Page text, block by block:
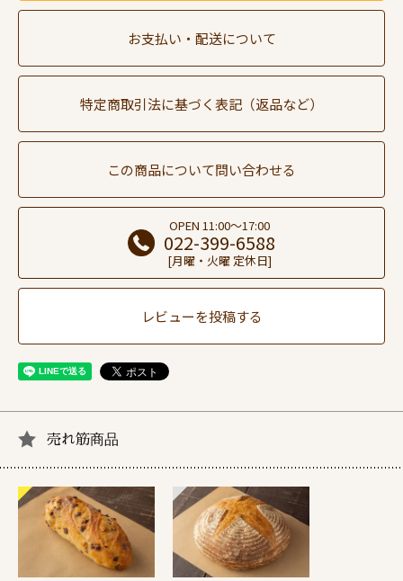
お支払い・配送について
特定商取引法に基づく表記（返品など）
この商品について問い合わせる
OPEN 11:00～17:00
022-399-6588
[月曜・火曜 定休日]
レビューを投稿する
売れ筋商品